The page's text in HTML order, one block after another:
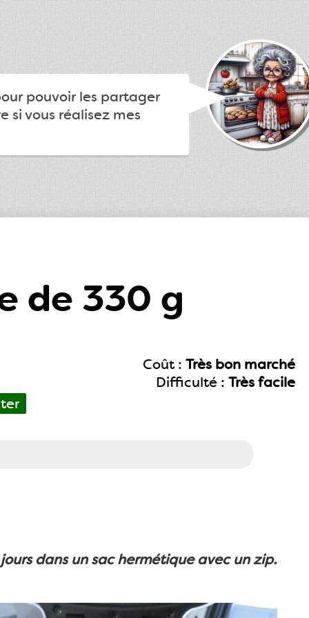
pouvoir les partager
si vous réalisez mes
de 330 g
Coût : Très bon marché
Difficulté : Très facile
dans un sac hermétique avec un zip.